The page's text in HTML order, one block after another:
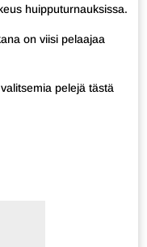
huipputurnauksissa.
on viisi pelaajaa
valitsemia pelejä tästä